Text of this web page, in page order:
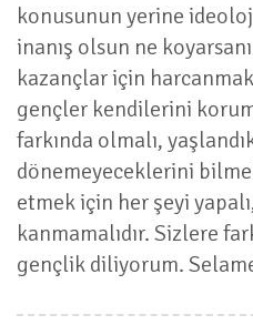
konusunun yerine
inanış olsun ne
kazançlar için
gençler kendilerini
farkında olmalı,
dönemeyeceklerini
etmek için her şeyi
kanmamalıdır. Sizlere
gençlik diliyorum.